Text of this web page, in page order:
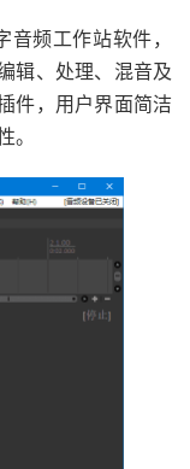
频工作站软件，
辑、处理、混音及
件，用户界面简洁
。